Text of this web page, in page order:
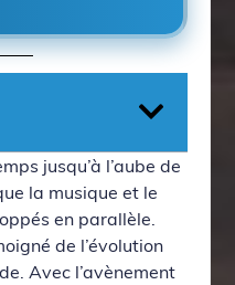
jusqu’à l’aube de
la musique et le
en parallèle.
de l’évolution
Avec l’avènement